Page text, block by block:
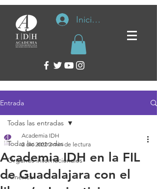
Iniciar sesión
Entrada
Todas las entradas
Organos internacionales
América
Todas las entradas
Academia IDH en la FIL
de Guadalajara con el
Academia IDH
2 dic 2022 2 min de lectura